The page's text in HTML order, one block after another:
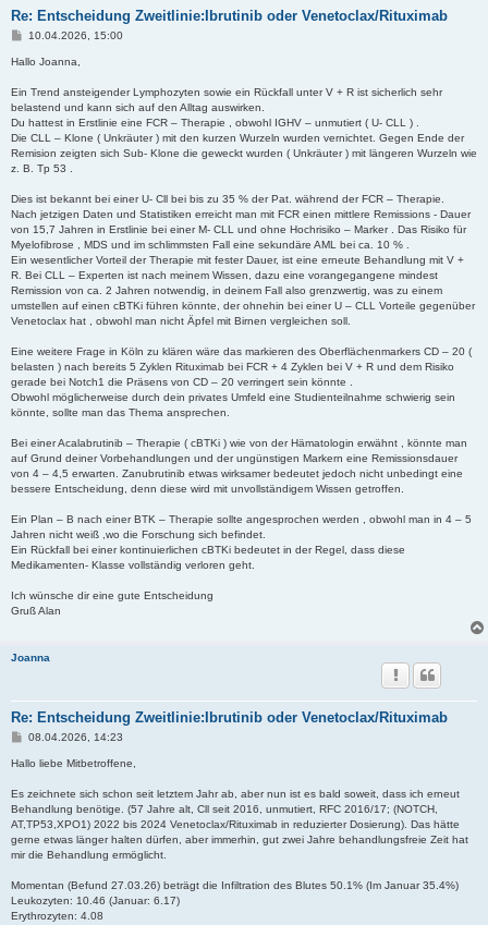
Re: Entscheidung Zweitlinie:Ibrutinib oder Venetoclax/Rituximab
B
i
a
g
10.04.2026, 15:00
Hallo Joanna,
Ein Trend ansteigender Lymphozyten sowie ein Rückfall unter V + R ist sicherlich sehr
belastend und kann sich auf den Alltag auswirken.
Du hattest in Erstlinie eine FCR – Therapie , obwohl IGHV – unmutiert ( U- CLL ) .
Die CLL – Klone ( Unkräuter ) mit den kurzen Wurzeln wurden vernichtet. Gegen Ende der
Remision zeigten sich Sub- Klone die geweckt wurden ( Unkräuter ) mit längeren Wurzeln wie
z. B. Tp 53 .
Dies ist bekannt bei einer U- Cll bei bis zu 35 % der Pat. während der FCR – Therapie.
Nach jetzigen Daten und Statistiken erreicht man mit FCR einen mittlere Remissions - Dauer
von 15,7 Jahren in Erstlinie bei einer M- CLL und ohne Hochrisiko – Marker . Das Risiko für
Myelofibrose , MDS und im schlimmsten Fall eine sekundäre AML bei ca. 10 % .
Ein wesentlicher Vorteil der Therapie mit fester Dauer, ist eine erneute Behandlung mit V +
R. Bei CLL – Experten ist nach meinem Wissen, dazu eine vorangegangene mindest
Remission von ca. 2 Jahren notwendig, in deinem Fall also grenzwertig, was zu einem
umstellen auf einen cBTKi führen könnte, der ohnehin bei einer U – CLL Vorteile gegenüber
Venetoclax hat , obwohl man nicht Äpfel mit Birnen vergleichen soll.
Eine weitere Frage in Köln zu klären wäre das markieren des Oberflächenmarkers CD – 20 (
belasten ) nach bereits 5 Zyklen Rituximab bei FCR + 4 Zyklen bei V + R und dem Risiko
gerade bei Notch1 die Präsens von CD – 20 verringert sein könnte .
Obwohl möglicherweise durch dein privates Umfeld eine Studienteilnahme schwierig sein
könnte, sollte man das Thema ansprechen.
Bei einer Acalabrutinib – Therapie ( cBTKi ) wie von der Hämatologin erwähnt , könnte man
auf Grund deiner Vorbehandlungen und der ungünstigen Markern eine Remissionsdauer
von 4 – 4,5 erwarten. Zanubrutinib etwas wirksamer bedeutet jedoch nicht unbedingt eine
bessere Entscheidung, denn diese wird mit unvollständigem Wissen getroffen.
Ein Plan – B nach einer BTK – Therapie sollte angesprochen werden , obwohl man in 4 – 5
Jahren nicht weiß ,wo die Forschung sich befindet.
Ein Rückfall bei einer kontinuierlichen cBTKi bedeutet in der Regel, dass diese
Medikamenten- Klasse vollständig verloren geht.
Ich wünsche dir eine gute Entscheidung
Gruß Alan
Joanna
Re: Entscheidung Zweitlinie:Ibrutinib oder Venetoclax/Rituximab
B
i
a
g
08.04.2026, 14:23
Hallo liebe Mitbetroffene,
Es zeichnete sich schon seit letztem Jahr ab, aber nun ist es bald soweit, dass ich erneut
Behandlung benötige. (57 Jahre alt, Cll seit 2016, unmutiert, RFC 2016/17; (NOTCH,
AT,TP53,XPO1) 2022 bis 2024 Venetoclax/Rituximab in reduzierter Dosierung). Das hätte
gerne etwas länger halten dürfen, aber immerhin, gut zwei Jahre behandlungsfreie Zeit hat
mir die Behandlung ermöglicht.
Momentan (Befund 27.03.26) beträgt die Infiltration des Blutes 50.1% (Im Januar 35.4%)
Leukozyten: 10.46 (Januar: 6.17)
Erythrozyten: 4.08